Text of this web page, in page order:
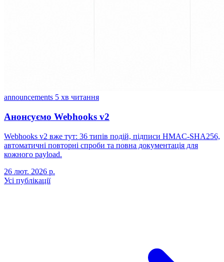
announcements 5 хв читання
Анонсуємо Webhooks v2
Webhooks v2 вже тут: 36 типів подій, підписи HMAC-SHA256,
автоматичні повторні спроби та повна документація для
кожного payload.
26 лют. 2026 р.
Усі публікації